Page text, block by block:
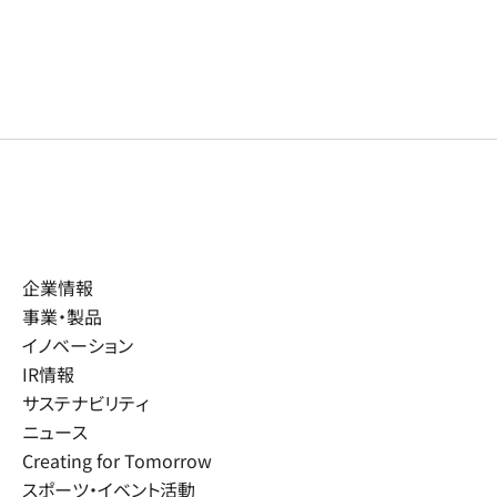
企業情報
事業・製品
イノベーション
IR情報
サステナビリティ
ニュース
Creating for Tomorrow
スポーツ・イベント活動